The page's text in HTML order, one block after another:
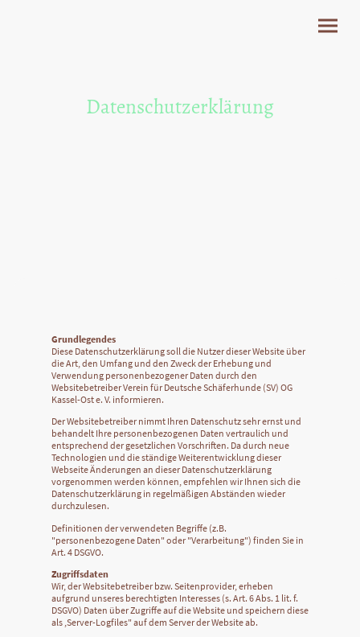
Datenschutzerklärung
Grundlegendes
Diese Datenschutzerklärung soll die Nutzer dieser Website über
die Art, den Umfang und den Zweck der Erhebung und
Verwendung personenbezogener Daten durch den
Websitebetreiber Verein für Deutsche Schäferhunde (SV) OG
Kassel-Ost e. V. informieren.
Der Websitebetreiber nimmt Ihren Datenschutz sehr ernst und
behandelt Ihre personenbezogenen Daten vertraulich und
entsprechend der gesetzlichen Vorschriften. Da durch neue
Technologien und die ständige Weiterentwicklung dieser
Webseite Änderungen an dieser Datenschutzerklärung
vorgenommen werden können, empfehlen wir Ihnen sich die
Datenschutzerklärung in regelmäßigen Abständen wieder
durchzulesen.
Definitionen der verwendeten Begriffe (z.B.
"personenbezogene Daten" oder "Verarbeitung") finden Sie in
Art. 4 DSGVO.
Zugriffsdaten
Wir, der Websitebetreiber bzw. Seitenprovider, erheben
aufgrund unseres berechtigten Interesses (s. Art. 6 Abs. 1 lit. f.
DSGVO) Daten über Zugriffe auf die Website und speichern diese
als ,Server-Logfiles" auf dem Server der Website ab.